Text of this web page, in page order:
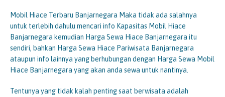
Mobil Hiace Terbaru Banjarnegara Maka tidak ada salahnya
untuk terlebih dahulu mencari info Kapasitas Mobil Hiace
Banjarnegara kemudian Harga Sewa Hiace Banjarnegara itu
sendiri, bahkan Harga Sewa Hiace Pariwisata Banjarnegara
ataupun info lainnya yang berhubungan dengan Harga Sewa Mobil
Hiace Banjarnegara yang akan anda sewa untuk nantinya.
Tentunya yang tidak kalah penting saat berwisata adalah